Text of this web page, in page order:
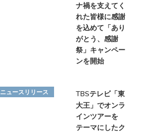
ナ禍を支えてく
れた皆様に感謝
を込めて「あり
がとう、感謝
祭」キャンペー
ンを開始
ニュースリリース
TBSテレビ「東
大王」でオンラ
インツアーを
テーマにしたク